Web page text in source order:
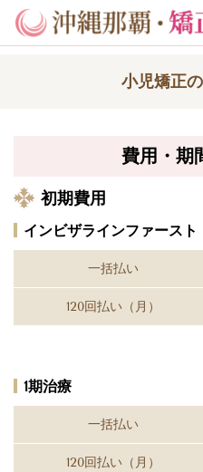
小児矯正
費用・期
初期費用
インビザラインファースト
一括払い
120回払い（月）
1期治療
一括払い
120回払い（月）